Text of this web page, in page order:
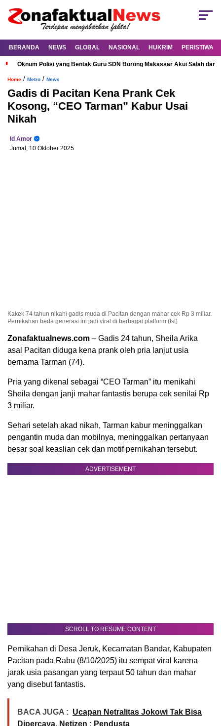
BERANDA NEWS GLOBAL NASIONAL HUKRIM PERISTIWA
Oknum Polisi yang Bentak Guru SDN Borong Makassar Akui Salah dan
Home / Metro / News
Gadis di Pacitan Kena Prank Cek
Kosong, “CEO Tarman” Kabur Usai
Nikah
Id Amor
Jumat, 10 Oktober 2025
Kakek 74 tahun nikahi gadis muda di Pacitan dengan mahar cek Rp 3 miliar.
Pernikahan beda generasi ini jadi viral di berbagai platform (Ist)
Zonafaktualnews.com – Gadis 24 tahun, Sheila Arika
asal Pacitan diduga kena prank oleh pria lanjut usia
bernama Tarman (74).
Pria yang dikenal sebagai “CEO Tarman” itu menikahi
Sheila dengan janji mahar fantastis berupa cek senilai Rp
3 miliar.
Sehari setelah akad nikah, Tarman kabur meninggalkan
pengantin muda dan mobilnya, meninggalkan pertanyaan
besar soal keaslian cek dan motif pernikahan tersebut.
ADVERTISEMENT
SCROLL TO RESUME CONTENT
Pernikahan di Desa Jeruk, Kecamatan Bandar, Kabupaten
Pacitan pada Rabu (8/10/2025) itu sempat viral karena
jarak usia pasangan yang terpaut 50 tahun dan mahar
yang disebut fantastis.
BACA JUGA : Ucapan Netralitas Jokowi Tak Bisa
Dipercaya, Netizen : Pendusta